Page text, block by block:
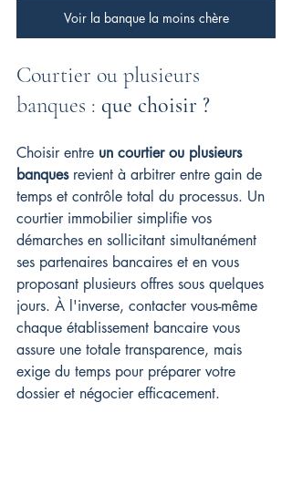
Voir la banque la moins chère
Courtier ou plusieurs
banques : que choisir ?
Choisir entre un courtier ou plusieurs
banques revient à arbitrer entre gain de
temps et contrôle total du processus. Un
courtier immobilier simplifie vos
démarches en sollicitant simultanément
ses partenaires bancaires et en vous
proposant plusieurs offres sous quelques
jours. À l'inverse, contacter vous-même
chaque établissement bancaire vous
assure une totale transparence, mais
exige du temps pour préparer votre
dossier et négocier efficacement.